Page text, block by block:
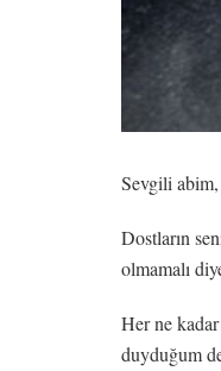
Sevgili abim,
Dostların
olmamalı
Her ne
duyduğum